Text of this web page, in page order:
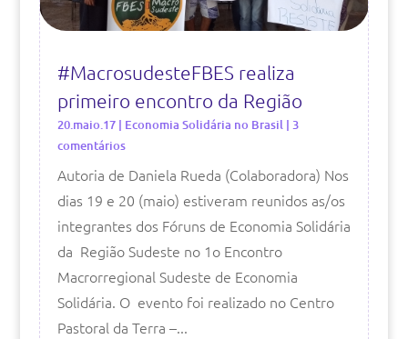
#MacrosudesteFBES realiza
primeiro encontro da Região
20.maio.17| Economia Solidária no Brasil| 3
comentários
Autoria de Daniela Rueda (Colaboradora) Nos
dias 19 e 20 (maio) estiveram reunidos as/os
integrantes dos Fóruns de Economia Solidária
da Região Sudeste no 1o Encontro
Macrorregional Sudeste de Economia
Solidária. O evento foi realizado no Centro
Pastoral da Terra –...